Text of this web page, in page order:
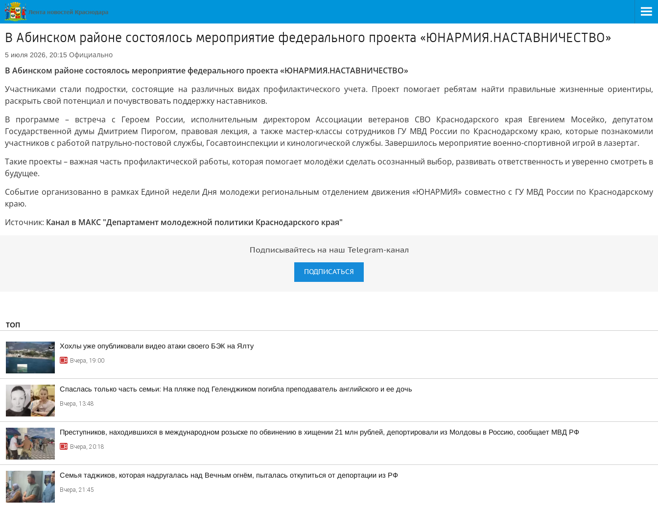
В Абинском районе состоялось мероприятие федерального проекта «ЮНАРМИЯ.НАСТАВНИЧЕСТВО»
5 июля 2026, 20:15 Официально
В Абинском районе состоялось мероприятие федерального проекта «ЮНАРМИЯ.НАСТАВНИЧЕСТВО»
Участниками стали подростки, состоящие на различных видах профилактического учета. Проект помогает ребятам найти правильные жизненные ориентиры,
раскрыть свой потенциал и почувствовать поддержку наставников.
В программе – встреча с Героем России, исполнительным директором Ассоциации ветеранов СВО Краснодарского края Евгением Мосейко, депутатом
Государственной думы Дмитрием Пирогом, правовая лекция, а также мастер-классы сотрудников ГУ МВД России по Краснодарскому краю, которые познакомили
участников с работой патрульно-постовой службы, Госавтоинспекции и кинологической службы. Завершилось мероприятие военно-спортивной игрой в лазертаг.
Такие проекты – важная часть профилактической работы, которая помогает молодёжи сделать осознанный выбор, развивать ответственность и уверенно смотреть в
будущее.
Событие организованно в рамках Единой недели Дня молодежи региональным отделением движения «ЮНАРМИЯ» совместно с ГУ МВД России по Краснодарскому
краю.
Источник: Канал в МАКС "Департамент молодежной политики Краснодарского края"
Подписывайтесь на наш Telegram-канал
ПОДПИСАТЬСЯ
ТОП
Хохлы уже опубликовали видео атаки своего БЭК на Ялту
Вчера, 19:00
Спаслась только часть семьи: На пляже под Геленджиком погибла преподаватель английского и ее дочь
Вчера, 13:48
Преступников, находившихся в международном розыске по обвинению в хищении 21 млн рублей, депортировали из Молдовы в Россию, сообщает МВД РФ
Вчера, 20:18
Семья таджиков, которая надругалась над Вечным огнём, пыталась откупиться от депортации из РФ
Вчера, 21:45